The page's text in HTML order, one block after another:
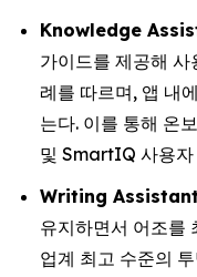
Knowledge
가이드를 제공해
례를 따르며, 앱 내
는다. 이를 통해 온
및 SmartIQ 사용자
Writing Assistant
유지하면서 어조를
업계 최고 수준의